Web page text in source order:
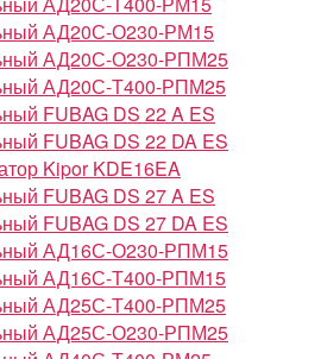
АД20С-О230-РМ15
АД20С-О230-РПМ25
АД20С-Т400-РПМ25
FUBAG DS 22 A ES
FUBAG DS 22 DA ES
Kipor KDE16EA
FUBAG DS 27 A ES
FUBAG DS 27 DA ES
АД16С-О230-РПМ15
АД16С-Т400-РПМ15
АД25С-Т400-РПМ25
АД25С-О230-РПМ25